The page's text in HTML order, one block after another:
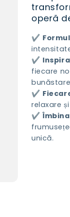
operă
✔️
✔️
fiecare
✔️
relaxare
✔️
unică.